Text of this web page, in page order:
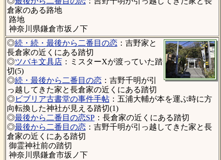
倉家のある路地
路地
神奈川県鎌倉市坂ノ下
◎続・続・最後から二番目の恋：吉野家と
長倉家の近くにある踏切
◎ツバキ文具店：ミスターXが渡っていた踏
切(5)
◎続・最後から二番目の恋：吉野千明が引
っ越してきた家と長倉家の近くにある踏切
◎ビブリア古書堂の事件手帖：五浦大輔が本を運ぶ時に方
向転換した神社が見える踏切(1)
◎最後から二番目の恋SP：長倉家の近くにある踏切
◎最後から二番目の恋：吉野千明が引っ越してきた家と長
倉家の近くにある踏切
御霊神社前の踏切
神奈川県鎌倉市坂ノ下